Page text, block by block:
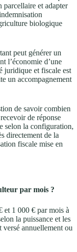
parcellaire et adapter
biologique
peut générer un
l’économie d’une
juridique et fiscale est
un accompagnement
de savoir combien
de réponse
selon la configuration,
directement de la
fiscale mise en
par mois ?
et 1 000 € par mois à
la puissance et les
annuellement ou